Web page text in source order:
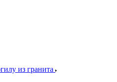
из гранита